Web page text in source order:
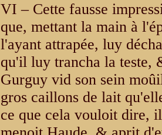
VI – Cette fausse
que, mettant la main à
l'ayant attrapée, luy
qu'il luy trancha la teste,
Gurguy vid son sein
gros caillons de lait
ce que cela vouloit dire,